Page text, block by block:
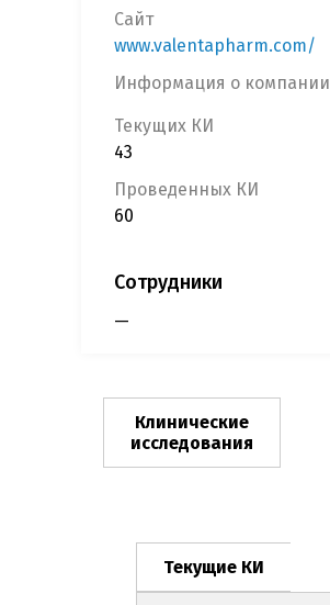
Сайт
www.valentapharm.com/
Информация о компании
Текущих КИ
43
Проведенных КИ
60
Сотрудники
—
Клинические
исследования
Текущие КИ